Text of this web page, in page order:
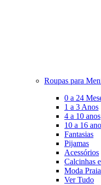
Roupas para
0 a 24
1 a 3 Anos
4 a 10 anos
10 a 16
Fantasias
Pijamas
Acessórios
Calcinhas
Moda Praia
Ver Tudo